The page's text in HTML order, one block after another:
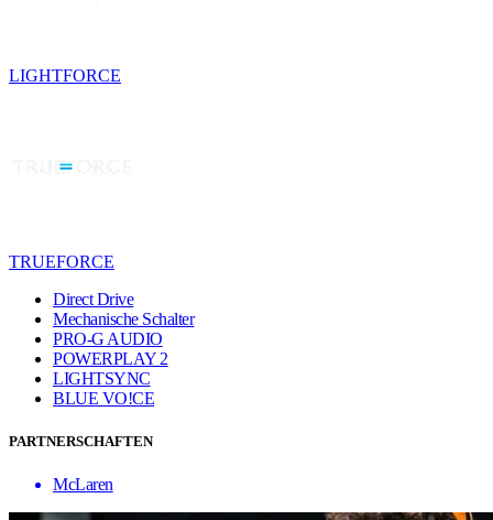
LIGHTFORCE
TRUEFORCE
Direct Drive
Mechanische Schalter
PRO-G AUDIO
POWERPLAY 2
LIGHTSYNC
BLUE VO!CE
PARTNERSCHAFTEN
McLaren